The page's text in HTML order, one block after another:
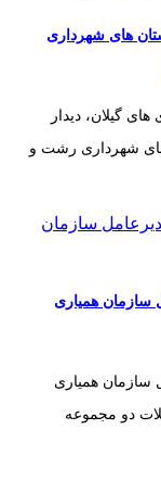
های شهرداری
گیلان، دیدار
شهرداری رشت و
سازمان همیاری
سازمان همیاری
دو مجموعه